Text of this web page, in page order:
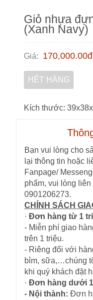
Giỏ nhựa
(Xanh Navy)
Giá: 170,000.00đ
HẾT HÀNG
Kích thước:
Bạn vui lòng cho
lại thông tin hoặc
Fanpage/
phẩm, vui lòng
0901206273.
CHÍNH SÁCH
· Đơn hàng từ 1
- Miễn phí giao
trên 1 triệu.
- Riêng đối với
bỉm, sữa,…chúng
khi quý khách đặt
· Đơn hàng dưới 1
- Nội thành: Đơn